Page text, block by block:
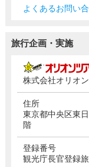
よくあるお問い
旅行企画・実施
株式会社オリオ
住所
東京都中央区東
階
登録番号
観光庁長官登録